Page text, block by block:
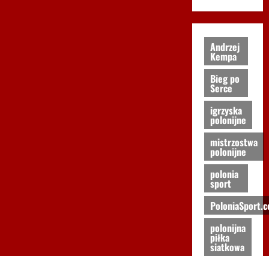
Andrzej
Kempa
Bieg po
Serce
igrzyska
polonijne
mistrzostwa
polonijne
polonia
sport
polonijna
piłka
siatkowa